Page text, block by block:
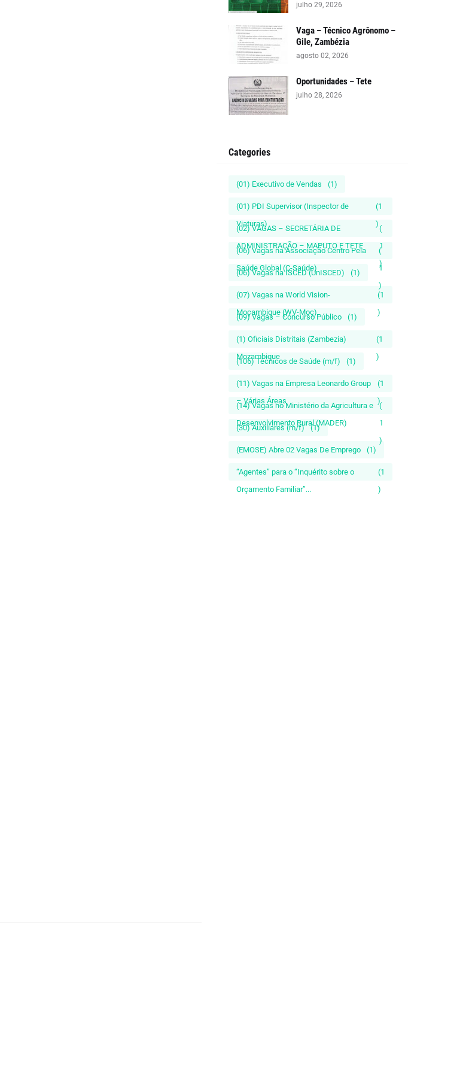
julho 29, 2026
Vaga – Técnico Agrônomo –
Gile, Zambézia
agosto 02, 2026
Oportunidades – Tete
julho 28, 2026
Categories
(01) Executivo de Vendas (1)
(01) PDI Supervisor (Inspector de
Viaturas)
(1
)
(02) VAGAS – SECRETÁRIA DE
ADMINISTRAÇÃO – MAPUTO E TETE
(
1
)
(06) Vagas na Associação Centro Pela
Saúde Global (C-Saúde)
(
1
)
(06) Vagas na ISCED (UnISCED) (1)
(07) Vagas na World Vision-
Moçambique (WV-Moç)
(1
)
(09) Vagas – Concurso Público (1)
(1) Oficiais Distritais (Zambezia)
Mozambique
(1
)
(106) Técnicos de Saúde (m/f) (1)
(11) Vagas na Empresa Leonardo Group
– Várias Áreas
(1
)
(14) Vagas no Ministério da Agricultura e
Desenvolvimento Rural (MADER)
(
1
)
(30) Auxiliares (m/f) (1)
(EMOSE) Abre 02 Vagas De Emprego (1)
“Agentes” para o “Inquérito sobre o
Orçamento Familiar”...
(1
)